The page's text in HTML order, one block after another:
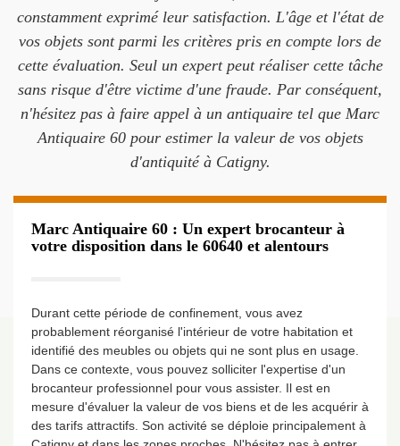
constamment exprimé leur satisfaction. L'âge et l'état de
vos objets sont parmi les critères pris en compte lors de
cette évaluation. Seul un expert peut réaliser cette tâche
sans risque d'être victime d'une fraude. Par conséquent,
n'hésitez pas à faire appel à un antiquaire tel que Marc
Antiquaire 60 pour estimer la valeur de vos objets
d'antiquité à Catigny.
Marc Antiquaire 60 : Un expert brocanteur à
votre disposition dans le 60640 et alentours
Durant cette période de confinement, vous avez
probablement réorganisé l'intérieur de votre habitation et
identifié des meubles ou objets qui ne sont plus en usage.
Dans ce contexte, vous pouvez solliciter l'expertise d'un
brocanteur professionnel pour vous assister. Il est en
mesure d'évaluer la valeur de vos biens et de les acquérir à
des tarifs attractifs. Son activité se déploie principalement à